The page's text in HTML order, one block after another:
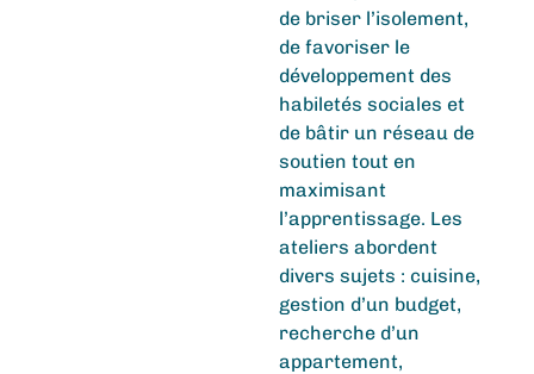
de briser l’isolement,
de favoriser le
développement des
habiletés sociales et
de bâtir un réseau de
soutien tout en
maximisant
l’apprentissage. Les
ateliers abordent
divers sujets : cuisine,
gestion d’un budget,
recherche d’un
appartement,